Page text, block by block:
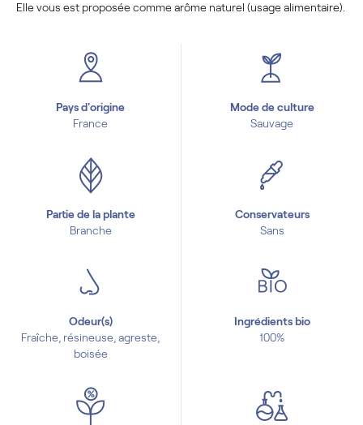
Elle vous est proposée comme arôme naturel (usage alimentaire).
Pays d'origine
France
Mode de culture
Sauvage
Partie de la plante
Branche
Conservateurs
Sans
Odeur(s)
Fraîche, résineuse, agreste,
boisée
Ingrédients bio
100%